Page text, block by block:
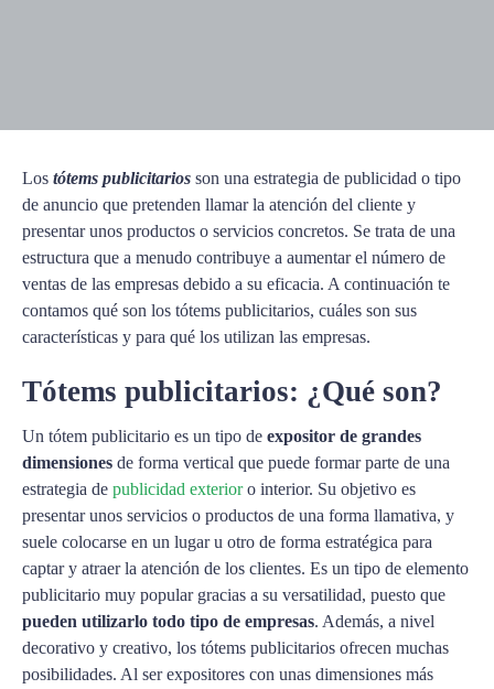
Los tótems publicitarios son una estrategia de publicidad o tipo
de anuncio que pretenden llamar la atención del cliente y
presentar unos productos o servicios concretos. Se trata de una
estructura que a menudo contribuye a aumentar el número de
ventas de las empresas debido a su eficacia. A continuación te
contamos qué son los tótems publicitarios, cuáles son sus
características y para qué los utilizan las empresas.
Tótems publicitarios: ¿Qué son?
Un tótem publicitario es un tipo de expositor de grandes
dimensiones de forma vertical que puede formar parte de una
estrategia de publicidad exterioro interior. Su objetivo es
presentar unos servicios o productos de una forma llamativa, y
suele colocarse en un lugar u otro de forma estratégica para
captar y atraer la atención de los clientes. Es un tipo de elemento
publicitario muy popular gracias a su versatilidad, puesto que
pueden utilizarlo todo tipo de empresas. Además, a nivel
decorativo y creativo, los tótems publicitarios ofrecen muchas
posibilidades. Al ser expositores con unas dimensiones más